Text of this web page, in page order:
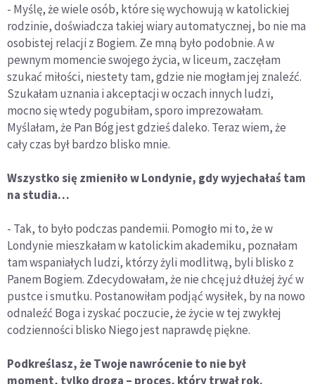
- Myślę, że wiele osób, które się wychowują w katolickiej
rodzinie, doświadcza takiej wiary automatycznej, bo nie ma
osobistej relacji z Bogiem. Ze mną było podobnie. A w
pewnym momencie swojego życia, w liceum, zaczęłam
szukać miłości, niestety tam, gdzie nie mogłam jej znaleźć.
Szukałam uznania i akceptacji w oczach innych ludzi,
mocno się wtedy pogubiłam, sporo imprezowałam.
Myślałam, że Pan Bóg jest gdzieś daleko. Teraz wiem, że
cały czas był bardzo blisko mnie.
Wszystko się zmieniło w Londynie, gdy wyjechałaś tam
na studia…
- Tak, to było podczas pandemii. Pomogło mi to, że w
Londynie mieszkałam w katolickim akademiku, poznałam
tam wspaniałych ludzi, którzy żyli modlitwą, byli blisko z
Panem Bogiem. Zdecydowałam, że nie chcę już dłużej żyć w
pustce i smutku. Postanowiłam podjąć wysiłek, by na nowo
odnaleźć Boga i zyskać poczucie, że życie w tej zwykłej
codzienności blisko Niego jest naprawdę piękne.
Podkreślasz, że Twoje nawrócenie to nie był
moment, tylko droga – proces, który trwał rok.